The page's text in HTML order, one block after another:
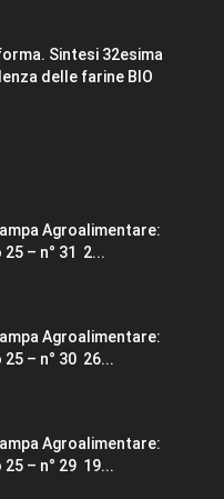
Sintesi 32esima
delle farine BIO
Agroalimentare:
25 – n° 31 2...
Agroalimentare:
25 – n° 30 26...
Agroalimentare:
25 – n° 29 19...